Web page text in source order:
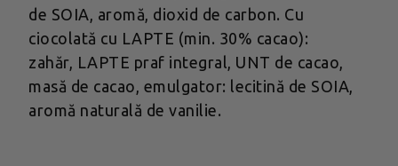
de SOIA, aromă, dioxid de carbon. Cu
ciocolată cu LAPTE (min. 30% cacao):
zahăr, LAPTE praf integral, UNT de cacao,
masă de cacao, emulgator: lecitină de SOIA,
aromă naturală de vanilie.